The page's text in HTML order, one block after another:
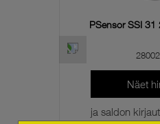
PSensor SSI 31
Näet
ja saldon